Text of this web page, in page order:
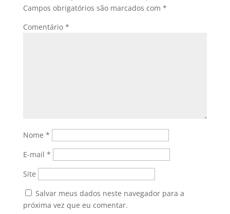
Campos obrigatórios são marcados com *
Comentário *
Nome *
E-mail *
Site
Salvar meus dados neste navegador para a
próxima vez que eu comentar.